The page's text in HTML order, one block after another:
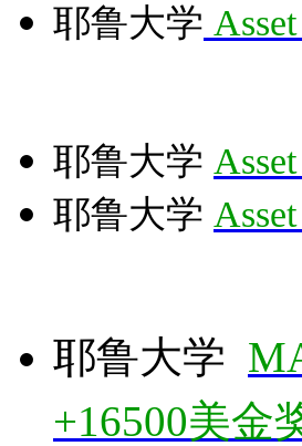
耶鲁大学
耶鲁大学
耶鲁大学
耶鲁大学
+16500美金